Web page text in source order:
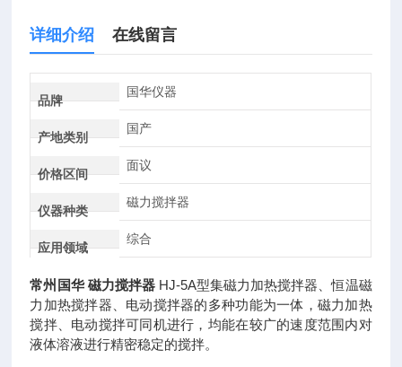
详细介绍 在线留言
品牌
国华仪器
产地类别
国产
价格区间
面议
仪器种类
磁力搅拌器
应用领域
综合
常州国华 磁力搅拌器 HJ-5A型集磁力加热搅拌器、恒温磁
力加热搅拌器、电动搅拌器的多种功能为一体，磁力加热
搅拌、电动搅拌可同机进行，均能在较广的速度范围内对
液体溶液进行精密稳定的搅拌。